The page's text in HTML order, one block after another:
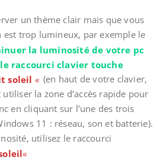
un thème clair mais que vous
est trop lumineux, par exemple le
la luminosité de votre pc
raccourci clavier touche
soleil « (en haut de votre clavier,
la zone d’accès rapide pour
en cliquant sur l’une des trois
11 : réseau, son et batterie).
utilisez le raccourci
«